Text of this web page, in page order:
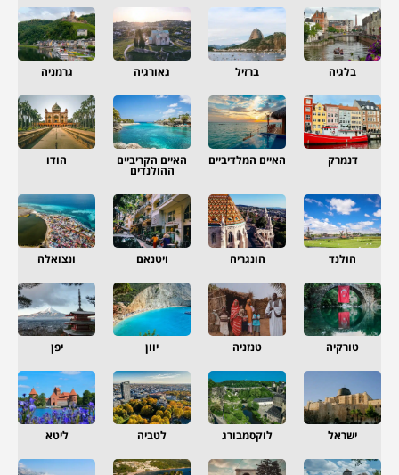
בלגיה ברזיל גאורגיה גרמניה
דנמרק האיים המלדיביים האיים הקריביים
ההולנדים
הודו
הולנד הונגריה ויטנאם ונצואלה
טורקיה טנזניה יוון יפן
ישראל לוקסמבורג לטביה ליטא